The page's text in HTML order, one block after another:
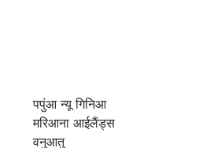
पपुंआ न्यू गिनिआ
मरिआना आईलैंड्स
वनुआतु